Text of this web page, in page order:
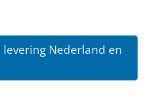
Nederland en